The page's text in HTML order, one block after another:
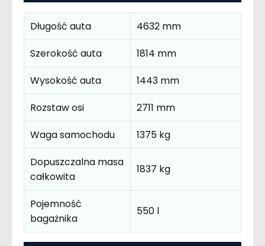
Długość auta
4632 mm
Szerokość auta
1814 mm
Wysokość auta
1443 mm
Rozstaw osi
2711 mm
Waga samochodu
1375 kg
Dopuszczalna masa
całkowita
1837 kg
Pojemność
bagażnika
550 l